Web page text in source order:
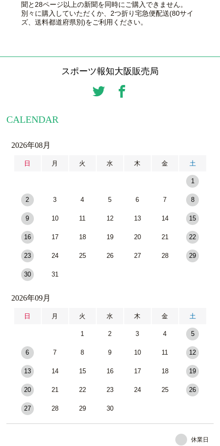
聞と28ページ以上の新聞を同時にご購入できません。
別々に購入していただくか、2つ折り宅急便配送(80サイ
ズ、送料都道府県別)をご利用ください。
スポーツ報知大阪販売局
CALENDAR
2026年08月
日 月 火 水 木 金 土
1
2 3 4 5 6 7 8
9 10 11 12 13 14 15
16 17 18 19 20 21 22
23 24 25 26 27 28 29
30 31
2026年09月
日 月 火 水 木 金 土
1 2 3 4 5
6 7 8 9 10 11 12
13 14 15 16 17 18 19
20 21 22 23 24 25 26
27 28 29 30
休業日